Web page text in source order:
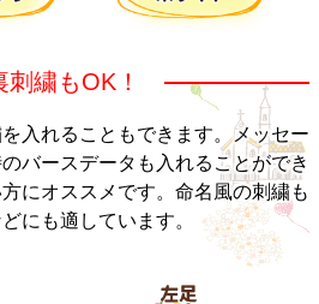
刺繍もOK！
入れることもできます。メッセー
バースデータも入れることができ
にオススメです。命名風の刺繍も
にも適しています。